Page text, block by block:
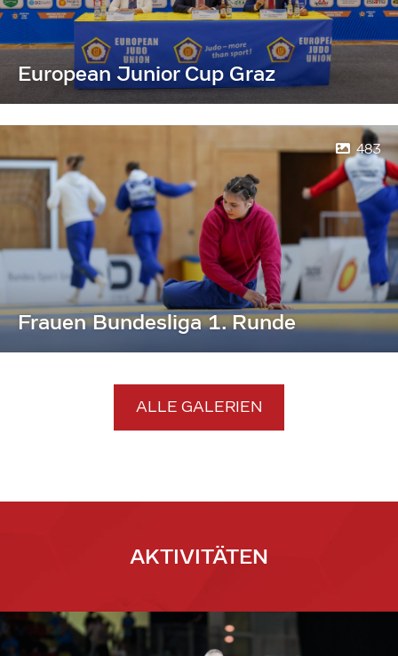
European Junior Cup Graz
483
Frauen Bundesliga 1. Runde
ALLE GALERIEN
AKTIVITÄTEN